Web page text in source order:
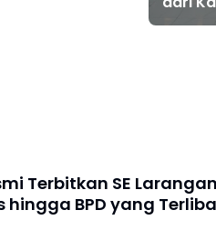
Terbitkan SE Larangan
hingga BPD yang